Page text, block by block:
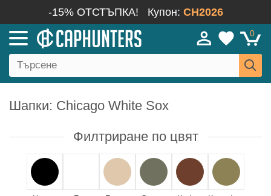
-15% ОТСТЪПКА! Купон: CH2026
0
Шапки: Chicago White Sox
Филтриране по цвят